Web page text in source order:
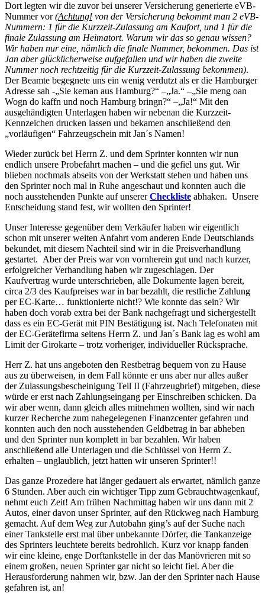
Dort legten wir die zuvor bei unserer Versicherung generierte eVB-
Nummer vor(Achtung! von der Versicherung bekommt man 2 eVB-
Nummern: 1 für die Kurzzeit-Zulassung am Kaufort, und 1 für die
finale Zulassung am Heimatort. Warum wir das so genau wissen?
Wir haben nur eine, nämlich die finale Nummer, bekommen. Das ist
Jan aber glücklicherweise aufgefallen und wir haben die zweite
Nummer noch rechtzeitig für die Kurzzeit-Zulassung bekommen).
Der Beamte begegnete uns ein wenig verdutzt als er die Hamburger
Adresse sah -„Sie keman aus Hamburg?“ –„Ja.“ –„Sie meng oan
Wogn do kaffn und noch Hamburg bringn?“ –„Ja!“ Mit den
ausgehändigten Unterlagen haben wir nebenan die Kurzzeit-
Kennzeichen drucken lassen und bekamen anschließend den
„vorläufigen“ Fahrzeugschein mit Jan´s Namen!
Wieder zurück bei Herrn Z. und dem Sprinter konnten wir nun
endlich unsere Probefahrt machen – und die gefiel uns gut. Wir
blieben nochmals abseits von der Werkstatt stehen und haben uns
den Sprinter noch mal in Ruhe angeschaut und konnten auch die
noch ausstehenden Punkte auf unsererCheckliste abhaken. Unsere
Entscheidung stand fest, wir wollten den Sprinter!
Unser Interesse gegenüber dem Verkäufer haben wir eigentlich
schon mit unserer weiten Anfahrt vom anderen Ende Deutschlands
bekundet, mit diesem Nachteil sind wir in die Preisverhandlung
gestartet. Aber der Preis war von vornherein gut und nach kurzer,
erfolgreicher Verhandlung haben wir zugeschlagen. Der
Kaufvertrag wurde unterschrieben, alle Dokumente lagen bereit,
circa 2/3 des Kaufpreises war in bar bezahlt, die restliche Zahlung
per EC-Karte… funktionierte nicht!? Wie konnte das sein? Wir
haben doch vorab extra bei der Bank nachgefragt und sichergestellt
dass es ein EC-Gerät mit PIN Bestätigung ist. Nach Telefonaten mit
der EC-Gerätefirma seitens Herrn Z. und Jan´s Bank lag es wohl am
Limit der Girokarte – trotz vorheriger, individueller Rücksprache.
Herr Z. hat uns angeboten den Restbetrag bequem von zu Hause
aus zu überweisen, in dem Fall könnte er uns aber nur alles außer
der Zulassungsbescheinigung Teil II (Fahrzeugbrief) mitgeben, diese
würde er erst nach Zahlungseingang per Einschreiben schicken. Da
wir aber wenn, dann gleich alles mitnehmen wollten, sind wir nach
kurzer Recherche zum nahegelegenen Finanzcenter gefahren und
konnten auch den noch ausstehenden Geldbetrag in bar abheben
und den Sprinter nun komplett in bar bezahlen. Wir haben
anschließend alle Unterlagen und die Schlüssel von Herrn Z.
erhalten – unglaublich, jetzt hatten wir unseren Sprinter!!
Das ganze Prozedere hat länger gedauert als erwartet, nämlich ganze
6 Stunden. Aber auch ein wichtiger Tipp zum Gebrauchtwagenkauf,
nehmt euch Zeit! Am frühen Nachmittag haben wir uns dann mit 2
Autos, einer davon unser Sprinter, auf den Rückweg nach Hamburg
gemacht. Auf dem Weg zur Autobahn ging’s auf der Suche nach
einer Tankstelle erst mal über unbekannte Dörfer, die Tankanzeige
des Sprinters leuchtete bereits bedrohlich. Kurz vor knapp fanden
wir eine kleine, enge Dorftankstelle in der das Manövrieren mit so
einem großen, neuen Sprinter gar nicht so leicht fiel. Aber die
Herausforderung nahmen wir, bzw. Jan der den Sprinter nach Hause
gefahren ist, an!